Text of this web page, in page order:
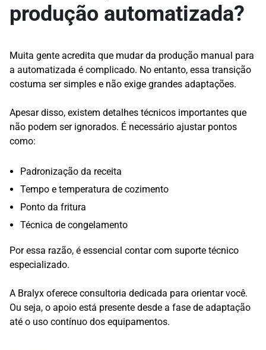
produção automatizada?
Muita gente acredita que mudar da produção manual para
a automatizada é complicado. No entanto, essa transição
costuma ser simples e não exige grandes adaptações.
Apesar disso, existem detalhes técnicos importantes que
não podem ser ignorados. É necessário ajustar pontos
como:
Padronização da receita
Tempo e temperatura de cozimento
Ponto da fritura
Técnica de congelamento
Por essa razão, é essencial contar com suporte técnico
especializado.
A Bralyx oferece consultoria dedicada para orientar você.
Ou seja, o apoio está presente desde a fase de adaptação
até o uso contínuo dos equipamentos.